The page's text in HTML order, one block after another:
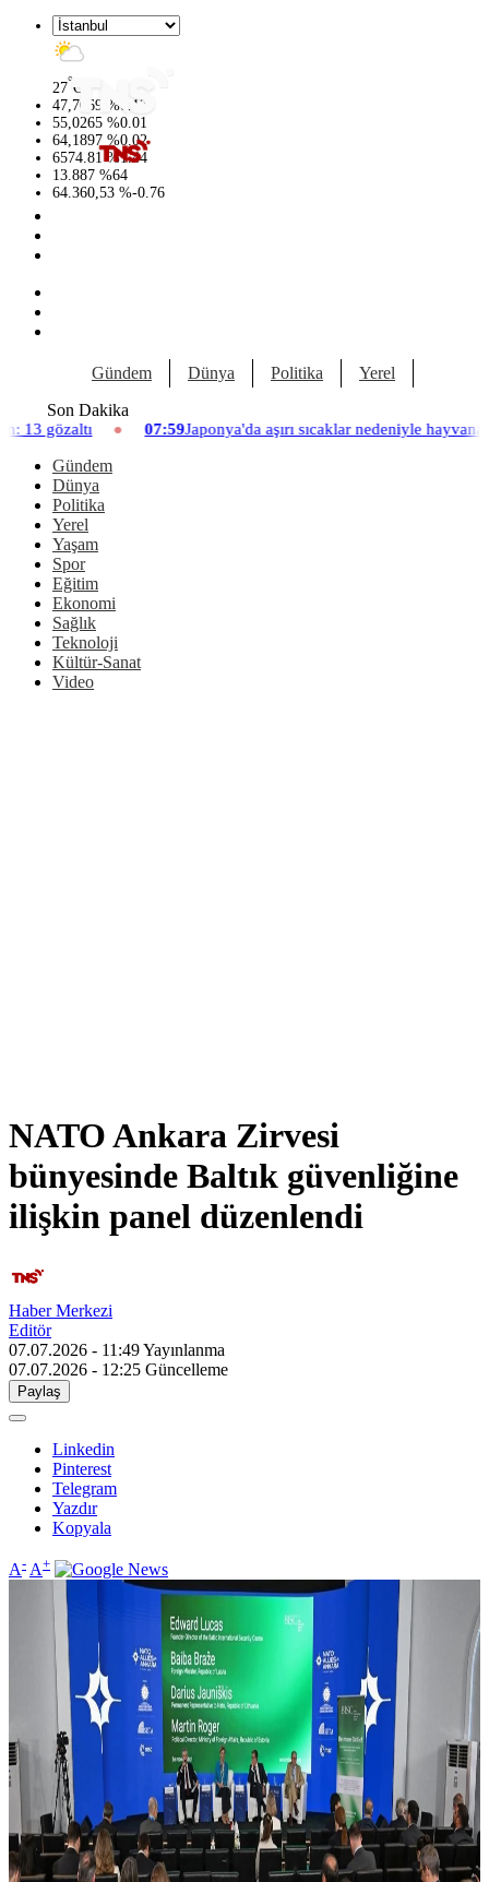
27°C
47,7069 %0.17
55,0265 %0.01
64,1897 %0.02
6574.81 %1.44
13.887 %64
64.360,53 %-0.76
Gündem Dünya Politika Yerel
Son Dakika
07:59Japonya'da aşırı sıcaklar nedeniyle hayvanat bahçesinde üç
Gündem
Dünya
Politika
Yerel
Yaşam
Spor
Eğitim
Ekonomi
Sağlık
Teknoloji
Kültür-Sanat
Video
NATO Ankara Zirvesi
bünyesinde Baltık güvenliğine
ilişkin panel düzenlendi
Haber Merkezi
Editör
07.07.2026 - 11:49Yayınlanma
07.07.2026 - 12:25 Güncelleme
Paylaş
Linkedin
Pinterest
Telegram
Yazdır
Kopyala
A- A+